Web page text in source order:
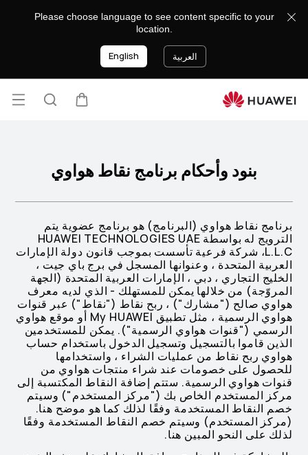
policy
Please choose language to see content specific to your
location.
العربية English
فتح
بنود وأحكام برنامج نقاط هواوي
برنامج نقاط هواوي (البرنامج) هو برنامج عضوية يتم
الترويج له بواسطة HUAWEI TECHNOLOGIES UAE
L.L.C، شركة فرعية تأسست بموجب قانون دولة الإمارات
العربية المتحدة ، وعنوانها المسجل في برج باي جيت ،
الخليج التجاري ، دبي ، الإمارات العربية المتحدة (الجهة
المروّجة) من خلالها يمكن للمستهلك - الذي لديه معرف
هواوي صالح ("مشارك") ، ربح نقاط ("نقاط") عبر قنوات
هواوي الرسمية ، مثل تطبيق My HUAWEI أو موقع هواوي
الرسمي ("قنوات هواوي الرسمية"). يمكن للمستخدمين
الذين قاموا بالتسجيل وتسجيل الدخول باستخدام حساب
هواوي ربح نقاط من عمليات الشراء ، واستخدامها
للحصول على خصومات عند شراء منتجات هواوي من
قنوات هواوي الرسمية. ستتم إضافة النقاط المكتسبة إلى
مركز المستخدم الخاص بك ("مركز المستخدم") وسيتم
خصم النقاط المستخدمة وفقًا لذلك كما هو موضح هنا.
(مركز المستخدم) وسيتم خصم النقاط المستخدمة وفقًا
لذلك على النحو المبين هنا.